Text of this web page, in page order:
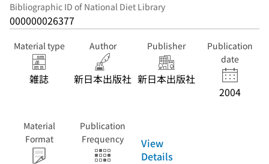
Bibliographic ID of National Diet Library
000000026377
Material type
雑誌
Author
新日本出版社
Publisher
新日本出版社
Publication
date
2004
Material
Format
Publication
Frequency
View
Details